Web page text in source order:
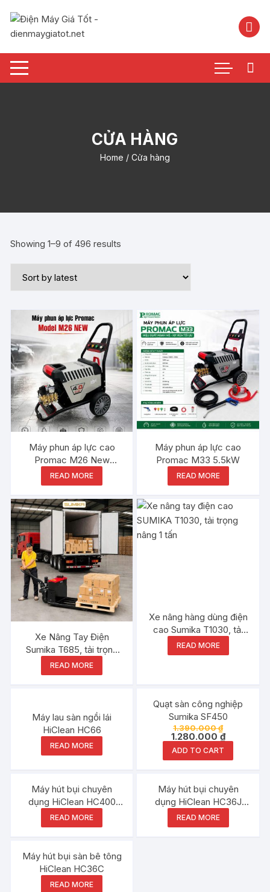
nội
CỬA HÀNG
Home / Cửa hàng
Showing 1–9 of 496 results
Máy phun áp lực cao
Promac M26 New
4.0kW
READ MORE
Máy phun áp lực cao
Promac M33 5.5kW
READ MORE
Xe Nâng Tay Điện
Sumika T685, tải trọng
3000kg
READ MORE
Xe nâng hàng dùng điện
cao Sumika T1030, tải
trọng nâng 1 tấn
READ MORE
Máy lau sàn ngồi lái
HiClean HC66
READ MORE
Đang ưu đãi!
Quạt sàn công nghiệp
Sumika SF450
1.390.000₫
1.280.000₫
ADD TO CART
Máy hút bụi chuyên
dụng HiClean HC400
NEW
READ MORE
Máy hút bụi chuyên
dụng HiClean HC36J
NEW
READ MORE
Máy hút bụi sàn bê tông
HiClean HC36C
READ MORE